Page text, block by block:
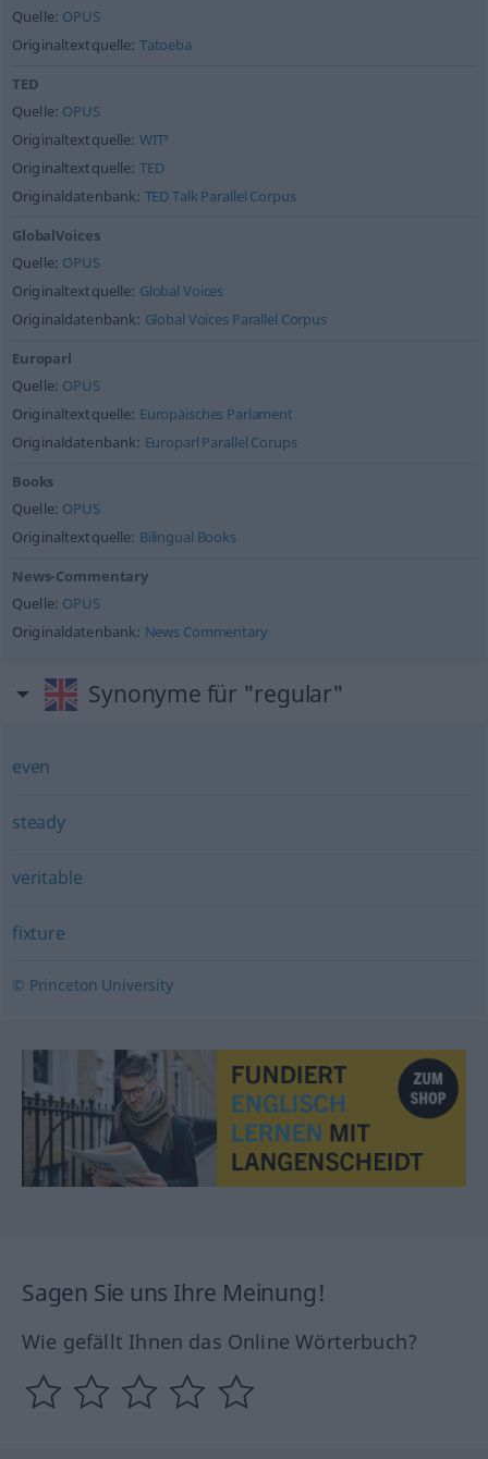
Quelle: OPUS
Originaltextquelle: Tatoeba
TED
Quelle: OPUS
Originaltextquelle: WIT³
Originaltextquelle: TED
Originaldatenbank: TED Talk Parallel Corpus
GlobalVoices
Quelle: OPUS
Originaltextquelle: Global Voices
Originaldatenbank: Global Voices Parallel Corpus
Europarl
Quelle: OPUS
Originaltextquelle: Europäisches Parlament
Originaldatenbank: Europarl Parallel Corups
Books
Quelle: OPUS
Originaltextquelle: Bilingual Books
News-Commentary
Quelle: OPUS
Originaldatenbank: News Commentary
Synonyme für "regular"
even
steady
veritable
fixture
© Princeton University
Sagen Sie uns Ihre Meinung!
Wie gefällt Ihnen das Online Wörterbuch?